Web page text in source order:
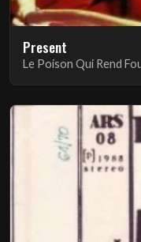
Present
Le Poison Qui Rend